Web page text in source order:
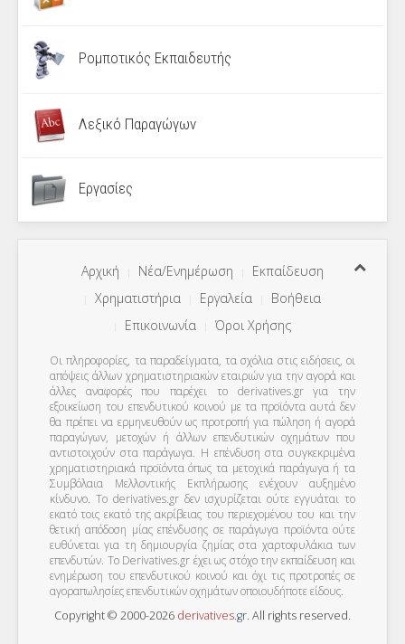
Ρομποτικός Εκπαιδευτής
Λεξικό Παραγώγων
Εργασίες
Αρχική Νέα/Ενημέρωση
Εκπαίδευση
Χρηματιστήρια
Εργαλεία
Βοήθεια
Επικοινωνία
Όροι Χρήσης
Οι πληροφορίες, τα παραδείγματα, τα σχόλια στις ειδήσεις, οι
απόψεις άλλων χρηματιστηριακών εταιριών για την αγορά και
άλλες αναφορές που παρέχει το derivatives.gr για την
εξοικείωση του επενδυτικού κοινού με τα προϊόντα αυτά δεν
θα πρέπει να ερμηνευθούν ως προτροπή για πώληση ή αγορά
παραγώγων, μετοχών ή άλλων επενδυτικών οχημάτων που
αντιστοιχούν στα παράγωγα. Η επένδυση στα συγκεκριμένα
χρηματιστηριακά προϊόντα όπως τα μετοχικά παράγωγα ή τα
Συμβόλαια Μελλοντικής Εκπλήρωσης ενέχουν αυξημένο
κίνδυνο. Το derivatives.gr δεν ισχυρίζεται ούτε εγγυάται το
εκατό τοις εκατό της ακρίβειας του περιεχομένου του και την
θετική απόδοση μίας επένδυσης σε παράγωγα προϊόντα ούτε
ευθύνεται για τη δημιουργία ζημίας στα χαρτοφυλάκια των
επενδυτών. To Derivatives.gr έχει ως στόχο την εκπαίδευση και
ενημέρωση του επενδυτικού κοινού και όχι τις προτροπές σε
αγοραπωλησίες επενδυτικών οχημάτων οποιουδήποτε είδους.
Copyright © 2000-2026 derivatives.gr. All rights reserved.